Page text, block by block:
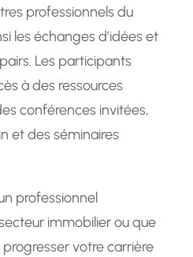
professionnels du
les échanges d’idées et
Les participants
à des ressources
conférences invitées,
et des séminaires
professionnel
immobilier ou que
votre carrière